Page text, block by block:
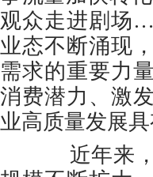
观众走进剧场
业态不断涌现
需求的重要力
消费潜力、激
业高质量发展具
近年来，